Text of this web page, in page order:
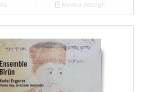
Mostra dettagli